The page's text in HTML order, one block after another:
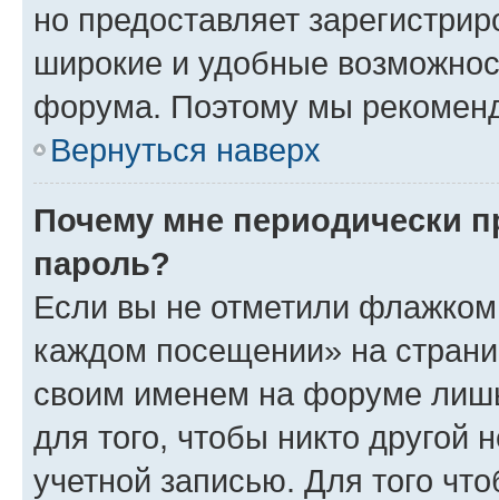
но предоставляет
широкие и удобные
форума. Поэтому мы
Вернуться наверх
Почему мне периодически
пароль?
Если вы не отметили флажком
каждом посещении» на
своим именем на форуме
для того, чтобы никто другой
учетной записью. Для того